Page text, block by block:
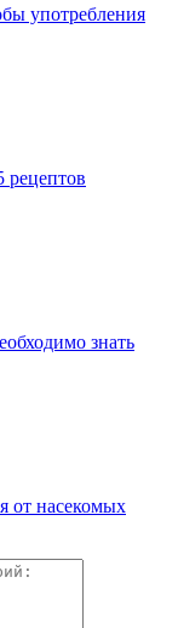
употребления
рецептов
знать
от насекомых